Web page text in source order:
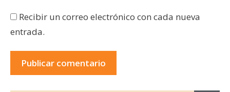
Recibir un correo electrónico con cada nueva
entrada.